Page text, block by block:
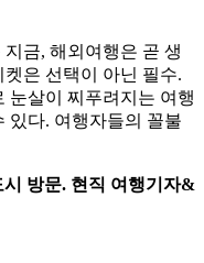
금, 해외여행은 곧 생
은 선택이 아닌 필수.
눈살이 찌푸려지는 여행
있다. 여행자들의 꼴불
시 방문. 현직 여행기자&